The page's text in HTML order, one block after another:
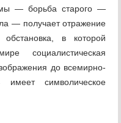
— борьба старого —
— получает отражение
в которой
социалистическая
до всемирно-
имеет символическое